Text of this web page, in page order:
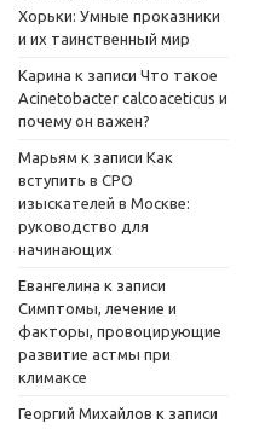
Хорьки: Умные проказники
и их таинственный мир
Карина к записи Что такое
Acinetobacter calcoaceticus и
почему он важен?
Марьям к записи Как
вступить в СРО
изыскателей в Москве:
руководство для
начинающих
Евангелина к записи
Симптомы, лечение и
факторы, провоцирующие
развитие астмы при
климаксе
Георгий Михайлов к записи